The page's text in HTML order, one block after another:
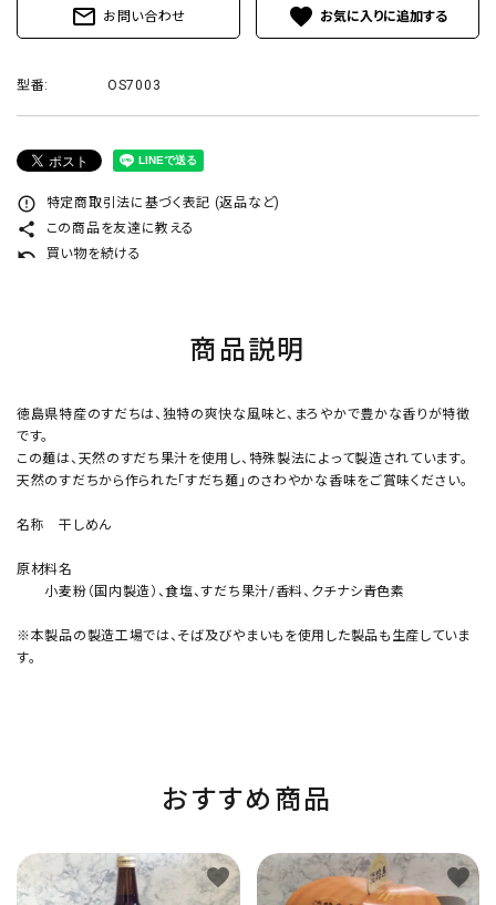
ログイン
mail_outline お問い合わせ favorite
型番: OS7003
error_outline 特定商取引法に基づく表記 (返品など)
share この商品を友達に教える
undo 買い物を続ける
商品説明
徳島県特産のすだちは、独特の爽快な風味と、まろやかで豊かな香りが特徴
です。
この麺は、天然のすだち果汁を使用し、特殊製法によって製造されています。
天然のすだちから作られた「すだち麺」のさわやかな香味をご賞味ください。
名称 干しめん
原材料名
小麦粉（国内製造）、食塩、すだち果汁/香料、クチナシ青色素
※本製品の製造工場では、そば及びやまいもを使用した製品も生産していま
す。
おすすめ商品
favorite favorite